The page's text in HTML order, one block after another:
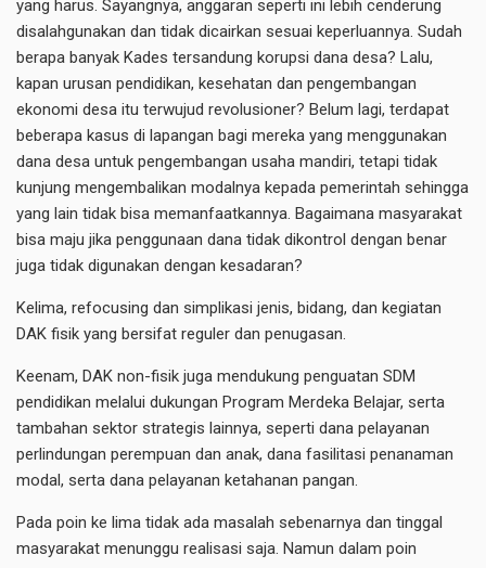
yang harus. Sayangnya, anggaran seperti ini lebih cenderung
disalahgunakan dan tidak dicairkan sesuai keperluannya. Sudah
berapa banyak Kades tersandung korupsi dana desa? Lalu,
kapan urusan pendidikan, kesehatan dan pengembangan
ekonomi desa itu terwujud revolusioner? Belum lagi, terdapat
beberapa kasus di lapangan bagi mereka yang menggunakan
dana desa untuk pengembangan usaha mandiri, tetapi tidak
kunjung mengembalikan modalnya kepada pemerintah sehingga
yang lain tidak bisa memanfaatkannya. Bagaimana masyarakat
bisa maju jika penggunaan dana tidak dikontrol dengan benar
juga tidak digunakan dengan kesadaran?
Kelima, refocusing dan simplikasi jenis, bidang, dan kegiatan
DAK fisik yang bersifat reguler dan penugasan.
Keenam, DAK non-fisik juga mendukung penguatan SDM
pendidikan melalui dukungan Program Merdeka Belajar, serta
tambahan sektor strategis lainnya, seperti dana pelayanan
perlindungan perempuan dan anak, dana fasilitasi penanaman
modal, serta dana pelayanan ketahanan pangan.
Pada poin ke lima tidak ada masalah sebenarnya dan tinggal
masyarakat menunggu realisasi saja. Namun dalam poin